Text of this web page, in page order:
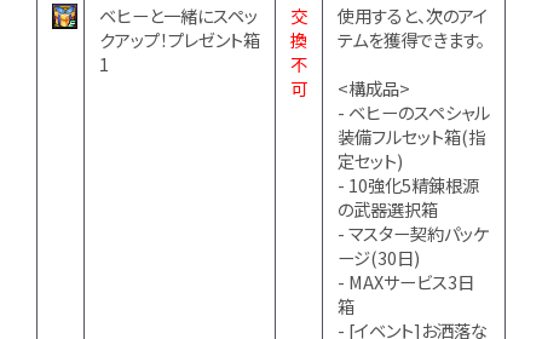
ベヒーと一緒にスペッ
クアップ！プレゼント箱
1
交
換
不
可
使用すると、次のアイ
テムを獲得できます。
<構成品>
- ベヒーのスペシャル
装備フルセット箱(指
定セット)
- 10強化5精錬根源
の武器選択箱
- マスター契約パッケ
ージ(30日)
- MAXサービス3日
箱
- [イベント]お洒落な